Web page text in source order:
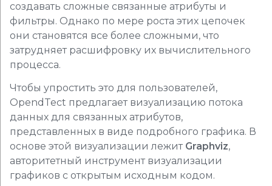
создавать сложные связанные атрибуты и
фильтры. Однако по мере роста этих цепочек
они становятся все более сложными, что
затрудняет расшифровку их вычислительного
процесса.
Чтобы упростить это для пользователей,
OpendTect предлагает визуализацию потока
данных для связанных атрибутов,
представленных в виде подробного графика. В
основе этой визуализации лежит Graphviz,
авторитетный инструмент визуализации
графиков с открытым исходным кодом.